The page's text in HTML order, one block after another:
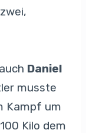
Daniel
musste
Kampf um
Kilo dem